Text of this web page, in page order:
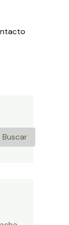
Buscar